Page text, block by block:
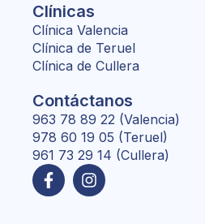
Clínicas
Clínica Valencia
Clínica de Teruel
Clínica de Cullera
Contáctanos
963 78 89 22 (Valencia)
978 60 19 05 (Teruel)
961 73 29 14 (Cullera)